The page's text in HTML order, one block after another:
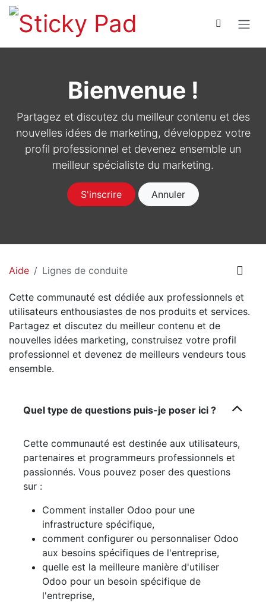
Se rendre au contenu
Bienvenue !
Partagez et discutez du meilleur contenu et des
nouvelles idées de marketing, développez votre
profil professionnel et devenez ensemble un
meilleur spécialiste du marketing.
S'inscrire Annuler
Aide Lignes de conduite
Cette communauté est dédiée aux professionnels et
utilisateurs enthousiastes de nos produits et services.
Partagez et discutez du meilleur contenu et de
nouvelles idées marketing, construisez votre profil
professionnel et devenez de meilleurs vendeurs tous
ensemble.
Quel type de questions puis-je poser ici ?
Cette communauté est destinée aux utilisateurs,
partenaires et programmeurs professionnels et
passionnés. Vous pouvez poser des questions
sur :
Comment installer Odoo pour une
infrastructure spécifique,
comment configurer ou personnaliser Odoo
aux besoins spécifiques de l'entreprise,
quelle est la meilleure manière d'utiliser
Odoo pour un besoin spécifique de
l'entreprise,